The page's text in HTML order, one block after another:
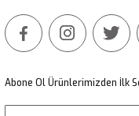
Abone Ol Ürünlerimizden İlk